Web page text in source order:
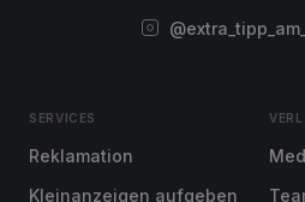
SERVICES
Reklamation
Kleinanzeigen aufgeben